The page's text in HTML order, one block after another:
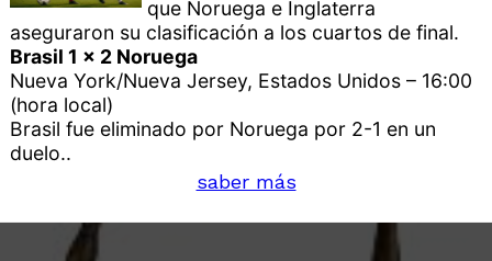
que Noruega e Inglaterra
aseguraron su clasificación a los cuartos de final.
Brasil 1 x 2 Noruega
Nueva York/Nueva Jersey, Estados Unidos – 16:00
(hora local)
Brasil fue eliminado por Noruega por 2-1 en un
duelo..
saber más